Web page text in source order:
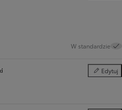
W standardzie
Edytuj
Pakiety i